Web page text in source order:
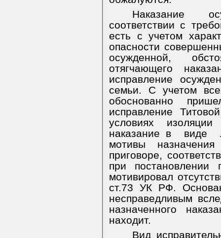
Наказание
соответствии с
есть с учетом
опасности
осужденной,
отягчающего
исправление
семьи. С учетом
обоснованно
исправление
условиях
изоляции
наказание в
виде
мотивы
приговоре,
при постановлении
мотивировал
ст.73 УК РФ.
несправедливым
назначенного
находит.
Вид